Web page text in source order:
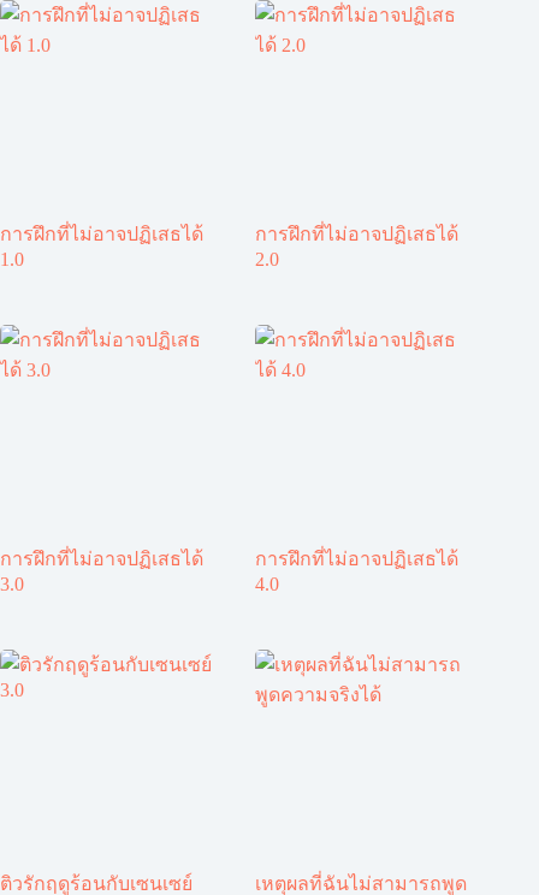
การฝึกที่ไม่อาจปฏิเสธได้
1.0
การฝึกที่ไม่อาจปฏิเสธได้
2.0
การฝึกที่ไม่อาจปฏิเสธได้
3.0
การฝึกที่ไม่อาจปฏิเสธได้
4.0
ติวรักฤดูร้อนกับเซนเซย์
เหตุผลที่ฉันไม่สามารถพูด